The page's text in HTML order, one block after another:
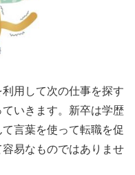
用して次の仕事を探す
いきます。新卒は学歴
言葉を使って転職を促
易なものではありませ